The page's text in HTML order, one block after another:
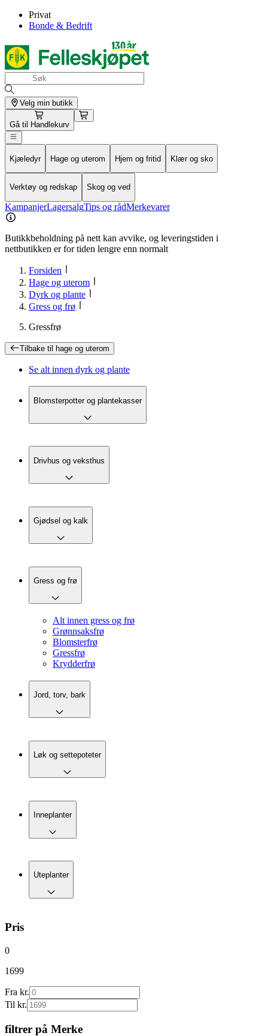
Privat
Bonde & Bedrift
Velg min butikk
Gå til Handlekurv
Kjæledyr Hage og uterom Hjem og fritid Klær og sko
Verktøy og redskap Skog og ved
KampanjerLagersalgTips og rådMerkevarer
Butikkbeholdning på nett kan avvike, og leveringstiden i
nettbutikken er for tiden lengre enn normalt
Forsiden
Hage og uterom
Dyrk og plante
Gress og frø
Gressfrø
Tilbake til hage og uterom
Se alt innen dyrk og plante
Blomsterpotter og plantekasser
Drivhus og veksthus
Gjødsel og kalk
Gress og frø
Alt innen gress og frø
Grønnsaksfrø
Blomsterfrø
Gressfrø
Krydderfrø
Jord, torv, bark
Løk og settepoteter
Inneplanter
Uteplanter
Pris
0
1699
Fra kr.
Til kr.
filtrer på Merke